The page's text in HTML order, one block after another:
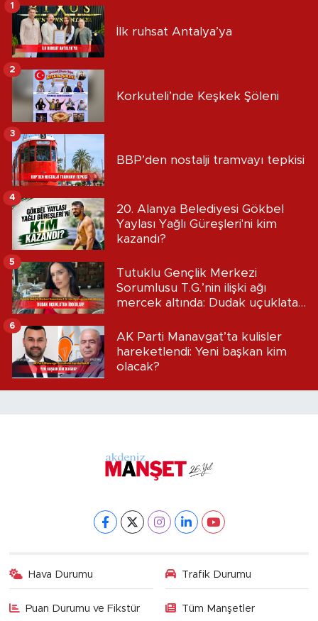
İlk ruhsat Antalya’ya
1
Korkuteli’nde Keşkek Şöleni
2
BBP’den nostalji tramvayı tepkisi
3
20. Alanya Belediyesi Gökbel
Yaylası Yağlı Güreşleri'ni kim
kazandı?
4
Tutuklu Gençlik Merkezi
Sorumlusu T.G.’nin ilişki ağı
mercek altında: Dudak uçuklatan
5
AK Parti Manavgat’ta kulisler
hareketlendi: Yeni başkan kim
olacak?
6
Hava Durumu Trafik Durumu
Puan Durumu ve Fikstür Tüm Manşetler